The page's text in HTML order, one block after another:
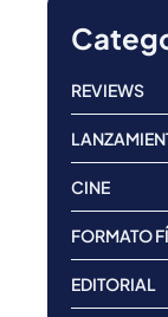
REVIEWS
CINE
FORMATO
EDITORIAL